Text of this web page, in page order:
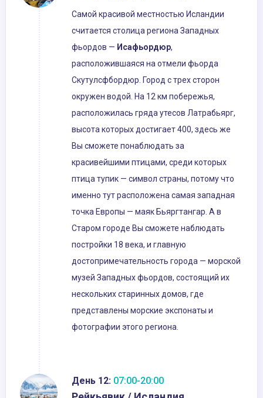
Самой красивой местностью Исландии
считается столица региона Западных
фьордов — Исафьордюр,
расположившаяся на отмели фьорда
Скутулсфбордюр. Город с трех сторон
окружен водой. На 12 км побережья,
расположилась гряда утесов Латрабьярг,
высота которых достигает 400, здесь же
Вы сможете понаблюдать за
красивейшими птицами, среди которых
птица тупик — символ страны, потому что
именно тут расположена самая западная
точка Европы — маяк Бьяргтангар. А в
Старом городе Вы сможете наблюдать
постройки 18 века, и главную
достопримечательность города — морской
музей Западных фьордов, состоящий их
нескольких старинных домов, где
представлены морские экспонаты и
фотографии этого региона.
День 12: 07:00-20:00